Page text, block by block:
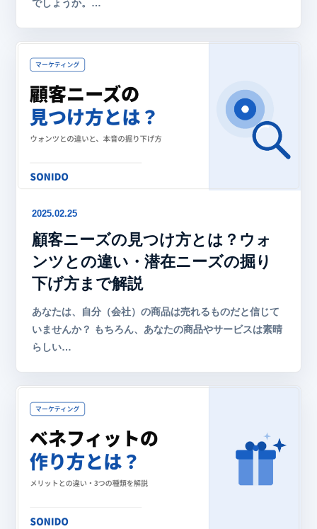
でしょうか。…
2025.02.25
顧客ニーズの見つけ方とは？ウォ
ンツとの違い・潜在ニーズの掘り
下げ方まで解説
あなたは、自分（会社）の商品は売れるものだと信じて
いませんか？ もちろん、あなたの商品やサービスは素晴
らしい…